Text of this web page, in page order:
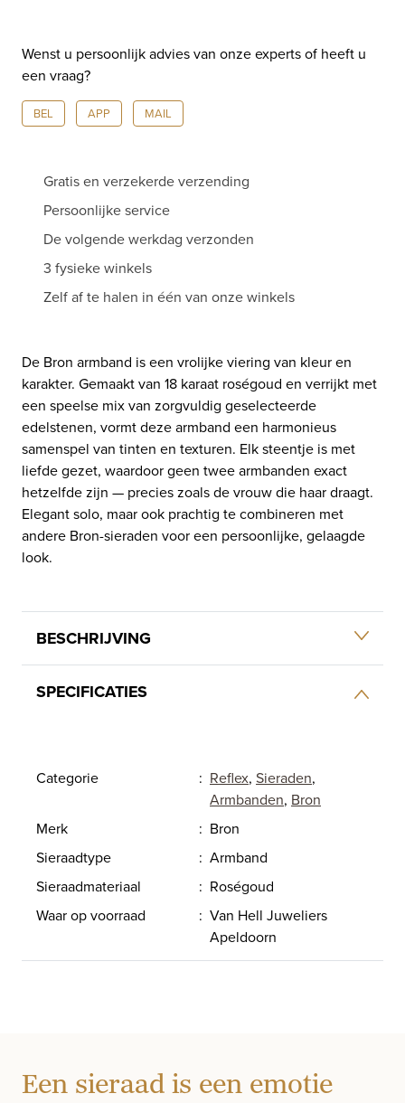
Wenst u persoonlijk advies van onze experts of heeft u
een vraag?
BEL APP MAIL
Gratis en verzekerde verzending
Persoonlijke service
De volgende werkdag verzonden
3 fysieke winkels
Zelf af te halen in één van onze winkels
De Bron armband is een vrolijke viering van kleur en
karakter. Gemaakt van 18 karaat roségoud en verrijkt met
een speelse mix van zorgvuldig geselecteerde
edelstenen, vormt deze armband een harmonieus
samenspel van tinten en texturen. Elk steentje is met
liefde gezet, waardoor geen twee armbanden exact
hetzelfde zijn — precies zoals de vrouw die haar draagt.
Elegant solo, maar ook prachtig te combineren met
andere Bron-sieraden voor een persoonlijke, gelaagde
look.
BESCHRIJVING
SPECIFICATIES
Categorie : Reflex, Sieraden,
Armbanden, Bron
Merk
: Bron
Sieraadtype
: Armband
Sieraadmateriaal
: Roségoud
Waar op voorraad
: Van Hell Juweliers
Apeldoorn
Een sieraad is een emotie